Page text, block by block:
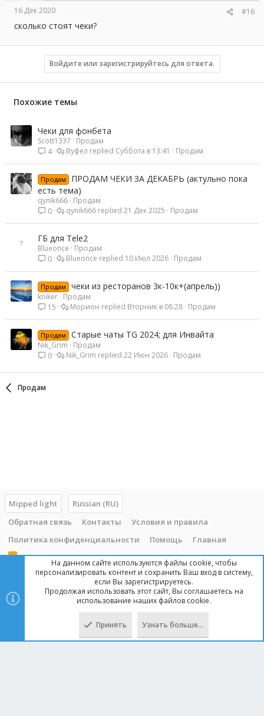
16 Дек 2020 #16
сколько стоят чеки?
Войдите или зарегистрируйтесь для ответа.
Похожие темы
Чеки для фонбета
Scott1337
Продам
4
Продам
Суббота в 13:41
Вуфел
Продам
ПРОДАМ ЧЕКИ ЗА ДЕКАБРЬ (актульно пока
есть тема)
qynik666 Продам
0
Продам
21 Дек 2025
qynik666
ГБ для Tele2
Blueonce
Продам
0
Продам
10 Июл 2026
Blueonce
Продам чеки из ресторанов 3к-10к+(апрель))
kniker Продам
15
Продам
Вторник в 08:28
Морион
Продам Старые чаты TG 2024; для Инвайта
Nik_Grim
Продам
0
Продам
22 Июн 2026
Nik_Grim
Продам
Mipped light
Russian (RU)
Обратная связь
Контакты
Условия и правила
Политика конфиденциальности
Помощь Главная
R
Copyright © 2014 - 2025, mipped.com. Все права защищены. При
копировании материала с сайта, обратная ссылка обязательна!
На данном сайте используются файлы cookie, чтобы
персонализировать контент и сохранить Ваш вход в систему,
если Вы зарегистрируетесь.
Продолжая использовать этот сайт, Вы соглашаетесь на
использование наших файлов cookie.
Принять Узнать больше…